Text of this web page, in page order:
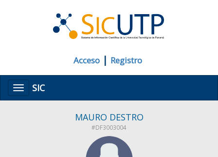
Acceso | Registro
MenúSIC
MAURO DESTRO
#DF3003004